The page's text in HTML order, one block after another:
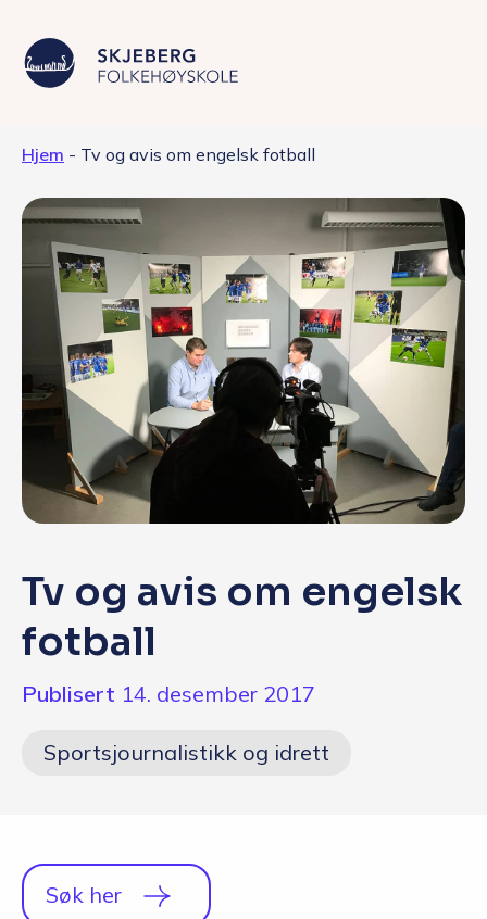
Livet på skolen
Skolen
Kontakt
Valgfag
Siste nytt
Q&A
English
Hjem - Tv og avis om engelsk fotball
Tv og avis om engelsk
fotball
Publisert 14. desember 2017
Sportsjournalistikk og idrett
Søk her